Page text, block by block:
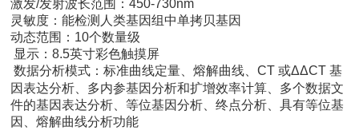
激发/发射波长范围：450-730nm
灵敏度：能检测人类基因组中单拷贝基因
动态范围：10个数量级
显示：8.5英寸彩色触摸屏
数据分析模式：标准曲线定量、熔解曲线、CT 或ΔΔCT 基
因表达分析、多内参基因分析和扩增效率计算、多个数据文
件的基因表达分析、等位基因分析、终点分析、具有等位基
因、熔解曲线分析功能